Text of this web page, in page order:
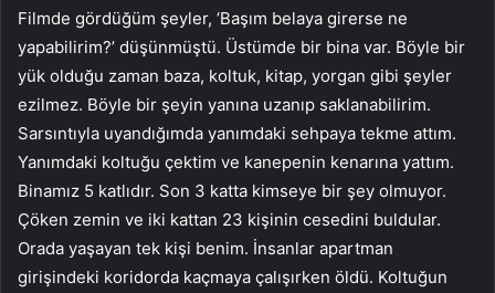
Filmde gördüğüm şeyler, ‘Başım belaya girerse ne
yapabilirim?’ düşünmüştü. Üstümde bir bina var. Böyle bir
yük olduğu zaman baza, koltuk, kitap, yorgan gibi şeyler
ezilmez. Böyle bir şeyin yanına uzanıp saklanabilirim.
Sarsıntıyla uyandığımda yanımdaki sehpaya tekme attım.
Yanımdaki koltuğu çektim ve kanepenin kenarına yattım.
Binamız 5 katlıdır. Son 3 katta kimseye bir şey olmuyor.
Çöken zemin ve iki kattan 23 kişinin cesedini buldular.
Orada yaşayan tek kişi benim. İnsanlar apartman
girişindeki koridorda kaçmaya çalışırken öldü. Koltuğun